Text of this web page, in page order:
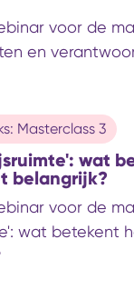
voor de
en
Masterclass 3
wat
belangrijk?
voor de
wat betekent